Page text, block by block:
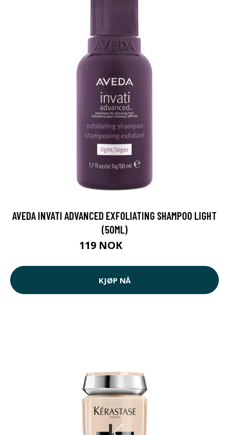
AVEDA INVATI ADVANCED EXFOLIATING SHAMPOO LIGHT
(50ML)
119 NOK
KJØP NÅ